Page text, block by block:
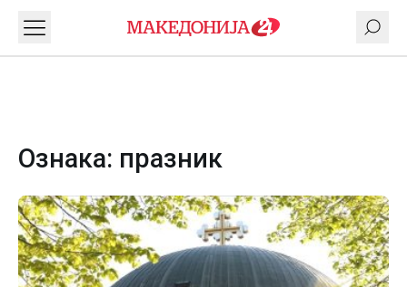
Ознака: празник